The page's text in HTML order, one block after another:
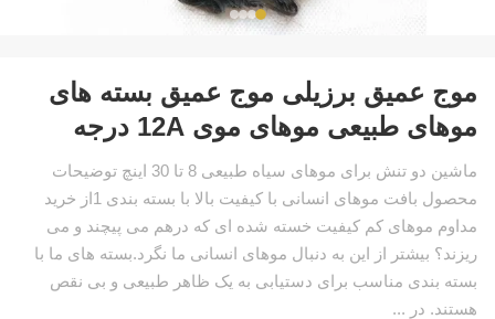
موج عمیق برزیلی موج عمیق بسته های
موهای طبیعی موهای موی 12A درجه
ماشین دو تنش برای موهای سیاه طبیعی 8 تا 30 اینچ توضیحات
محصول بافت موهای انسانی با کیفیت بالا با بسته بندی 1از خرید
مداوم موهای کم کیفیت خسته شده ای که درهم می پیچند و می
ریزند؟ بیشتر از این به دنبال موهای انسانی ما نگرد.بسته های ما با
بسته بندی مناسب برای دستیابی به یک ظاهر طبیعی و بی نقص
هستند. در ...